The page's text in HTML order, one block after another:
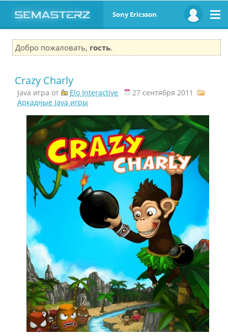
Sony Ericsson
Добро пожаловать, гость.
Crazy Charly
Java игра от Elo Interactive
27 сентября 2011
Аркадные Java игры